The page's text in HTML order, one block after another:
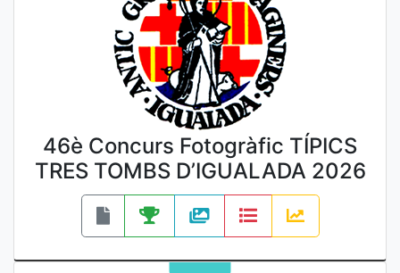
46è Concurs Fotogràfic TÍPICS
TRES TOMBS D’IGUALADA 2026